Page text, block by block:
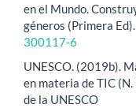
en el Mundo.
géneros (Primera Ed).
300117-6
UNESCO. (2019b).
en materia de TIC
de la UNESCO